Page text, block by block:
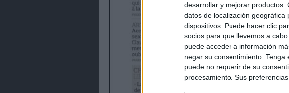
desarrollar y mejorar productos.
datos de localización geográfica
dispositivos. Puede hacer clic
socios para que llevemos a
puede acceder a información
negar su consentimiento.
puede no requerir de su
procesamiento. Sus